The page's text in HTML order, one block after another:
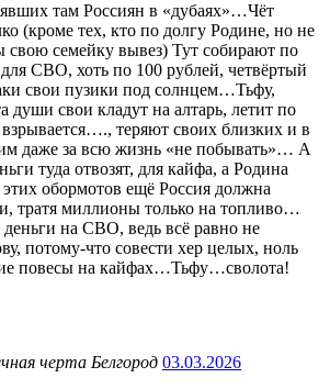
там Россиян в «дубаях»…Чёт
(кроме тех, кто по долгу Родине, но не
свою семейку вывез) Тут собирают по
для СВО, хоть по 100 рублей, четвёртый
свои пузики под солнцем…Тьфу,
души свои кладут на алтарь, летит по
теряют своих близких и в
даже за всю жизнь «не побывать»… А
туда отвозят, для кайфа, а Родина
обормотов ещё Россия должна
тратя миллионы только на топливо…
на СВО, ведь всё равно не
потому-что совести хер целых, ноль
повесы на кайфах…Тьфу…сволота!
черта Белгород 03.03.2026